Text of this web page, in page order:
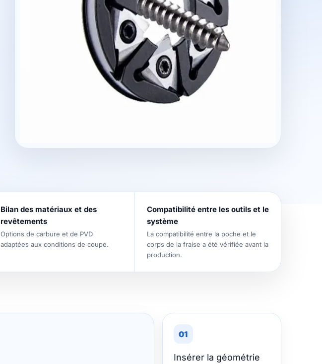
Bilan des matériaux et des
revêtements
Options de carbure et de PVD
adaptées aux conditions de coupe.
Compatibilité entre les outils et le
système
La compatibilité entre la poche et le
corps de la fraise a été vérifiée avant la
production.
01
Insérer la géométrie